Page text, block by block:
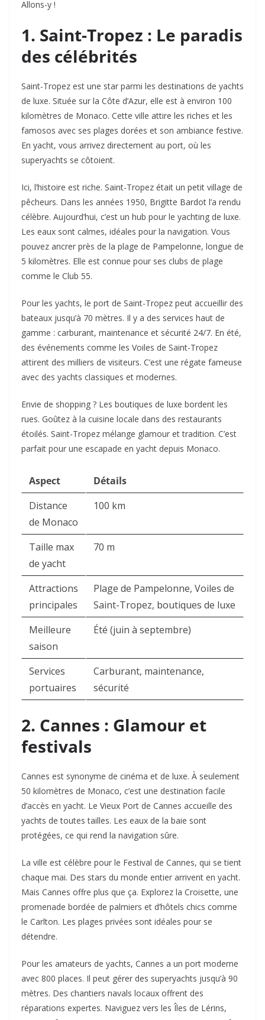
Allons-y !
1. Saint-Tropez : Le paradis
des célébrités
Saint-Tropez est une star parmi les destinations de yachts
de luxe. Située sur la Côte d’Azur, elle est à environ 100
kilomètres de Monaco. Cette ville attire les riches et les
famosos avec ses plages dorées et son ambiance festive.
En yacht, vous arrivez directement au port, où les
superyachts se côtoient.
Ici, l’histoire est riche. Saint-Tropez était un petit village de
pêcheurs. Dans les années 1950, Brigitte Bardot l’a rendu
célèbre. Aujourd’hui, c’est un hub pour le yachting de luxe.
Les eaux sont calmes, idéales pour la navigation. Vous
pouvez ancrer près de la plage de Pampelonne, longue de
5 kilomètres. Elle est connue pour ses clubs de plage
comme le Club 55.
Pour les yachts, le port de Saint-Tropez peut accueillir des
bateaux jusqu’à 70 mètres. Il y a des services haut de
gamme : carburant, maintenance et sécurité 24/7. En été,
des événements comme les Voiles de Saint-Tropez
attirent des milliers de visiteurs. C’est une régate fameuse
avec des yachts classiques et modernes.
Envie de shopping ? Les boutiques de luxe bordent les
rues. Goûtez à la cuisine locale dans des restaurants
étoilés. Saint-Tropez mélange glamour et tradition. C’est
parfait pour une escapade en yacht depuis Monaco.
Aspect
Détails
Distance
de Monaco
100 km
Taille max
de yacht
70 m
Attractions
principales
Plage de Pampelonne, Voiles de
Saint-Tropez, boutiques de luxe
Meilleure
saison
Été (juin à septembre)
Services
portuaires
Carburant, maintenance,
sécurité
2. Cannes : Glamour et
festivals
Cannes est synonyme de cinéma et de luxe. À seulement
50 kilomètres de Monaco, c’est une destination facile
d’accès en yacht. Le Vieux Port de Cannes accueille des
yachts de toutes tailles. Les eaux de la baie sont
protégées, ce qui rend la navigation sûre.
La ville est célèbre pour le Festival de Cannes, qui se tient
chaque mai. Des stars du monde entier arrivent en yacht.
Mais Cannes offre plus que ça. Explorez la Croisette, une
promenade bordée de palmiers et d’hôtels chics comme
le Carlton. Les plages privées sont idéales pour se
détendre.
Pour les amateurs de yachts, Cannes a un port moderne
avec 800 places. Il peut gérer des superyachts jusqu’à 90
mètres. Des chantiers navals locaux offrent des
réparations expertes. Naviguez vers les Îles de Lérins,